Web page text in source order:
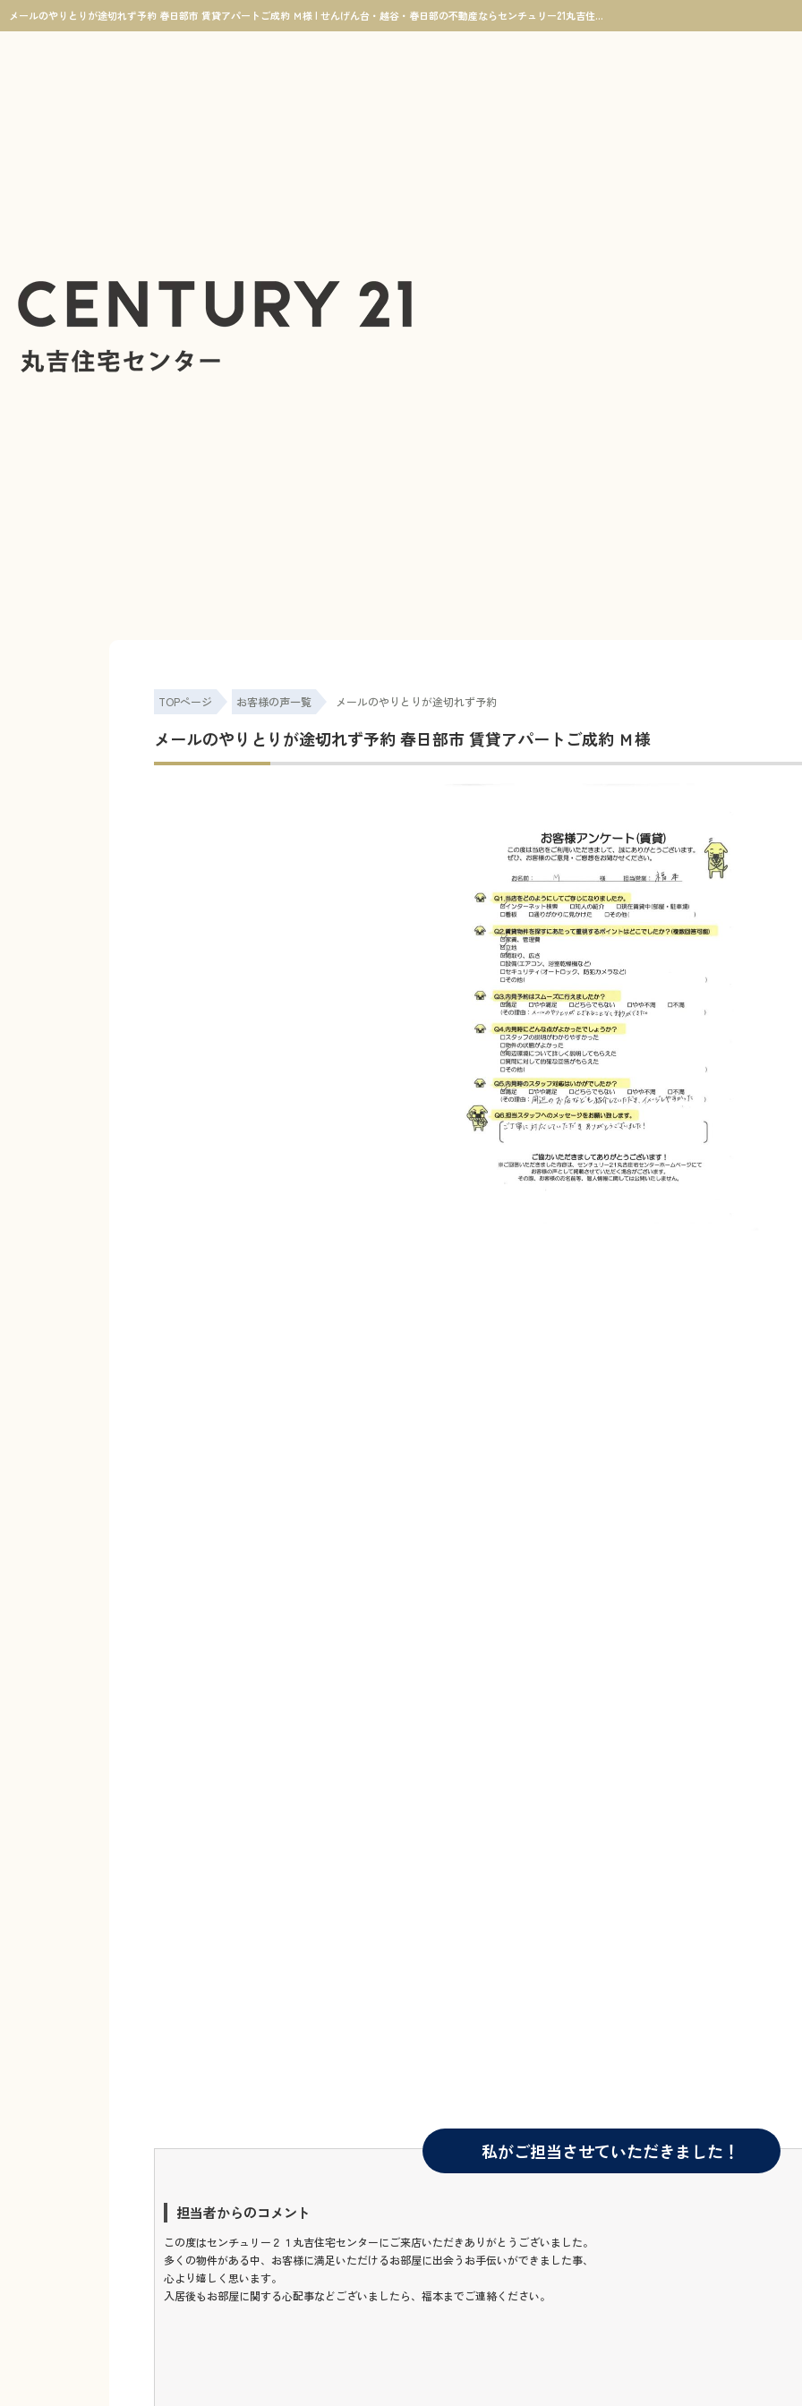
メールのやりとりが途切れず予約 春日部市 賃貸アパートご成約 Ｍ様 | せんげん台・越谷・春日部の不動産ならセンチュリー21丸吉住宅センター
TOPページ お客様の声一覧 メールのやりとりが途切れず予約
メールのやりとりが途切れず予約 春日部市 賃貸アパートご成約 Ｍ様
私がご担当させていただきました！
担当者からのコメント
この度はセンチュリー２１丸吉住宅センターにご来店いただきありがとうございました。
多くの物件がある中、お客様に満足いただけるお部屋に出会うお手伝いができました事、
心より嬉しく思います。
入居後もお部屋に関する心配事などございましたら、福本までご連絡ください。